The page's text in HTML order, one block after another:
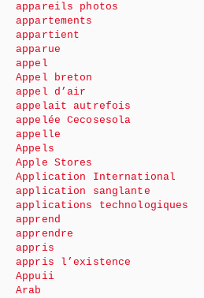
appareils photos
appartements
appartient
apparue
appel
Appel breton
appel d’air
appelait autrefois
appelée Cecosesola
appelle
Appels
Apple Stores
Application International
application sanglante
applications technologiques
apprend
apprendre
appris
appris l’existence
Appuii
Arab